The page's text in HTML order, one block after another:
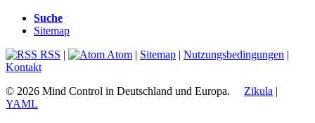
Suche
Sitemap
RSS | Atom | Sitemap | Nutzungsbedingungen |
Kontakt
© 2026 Mind Control in Deutschland und Europa. Zikula |
YAML